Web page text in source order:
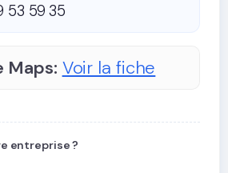
53 59 35
Maps: Voir la fiche
entreprise ?